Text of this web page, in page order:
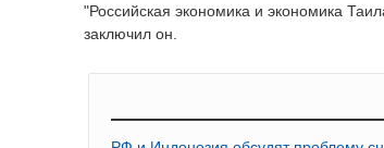
"Российская экономика и экономика
заключил он.